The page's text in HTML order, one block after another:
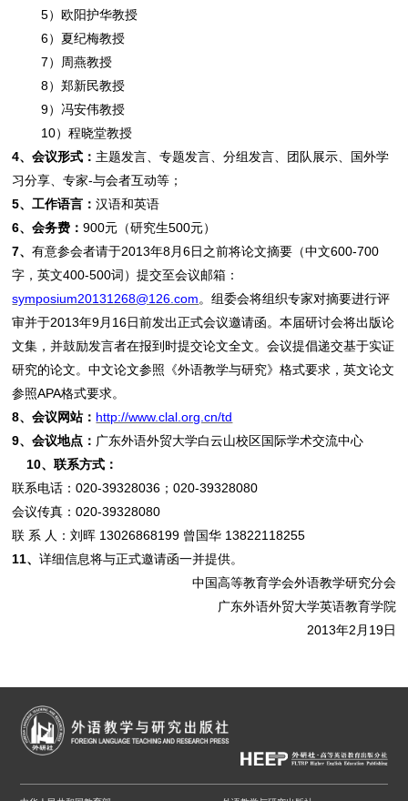
5）欧阳护华教授
6）夏纪梅教授
7）周燕教授
8）郑新民教授
9）冯安伟教授
10）程晓堂教授
4、会议形式： 主题发言、专题发言、分组发言、团队展示、国外学
习分享、专家-与会者互动等；
5、工作语言：汉语和英语
6、会务费：900元（研究生500元）
7、有意参会者请于2013年8月6日之前将论文摘要（中文600-700
字，英文400-500词）提交至会议邮箱：
symposium20131268@126.com。组委会将组织专家对摘要进行评
审并于2013年9月16日前发出正式会议邀请函。本届研讨会将出版论
文集，并鼓励发言者在报到时提交论文全文。会议提倡递交基于实证
研究的论文。中文论文参照《外语教学与研究》格式要求，英文论文
参照APA格式要求。
8、会议网站： http://www.clal.org.cn/td
9、会议地点： 广东外语外贸大学白云山校区国际学术交流中心
10、联系方式：
联系电话：020-39328036；020-39328080
会议传真：020-39328080
联 系 人：刘晖 13026868199 曾国华 13822118255
11、详细信息将与正式邀请函一并提供。
中国高等教育学会外语教学研究分会
广东外语外贸大学英语教育学院
2013年2月19日